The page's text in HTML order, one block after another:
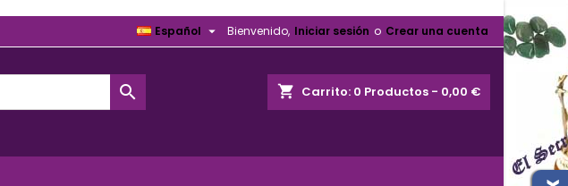
Bienvenido, Iniciar sesión o Crear una cuenta
Español 
shopping_cart Carrito: 0 Productos - 0,00 €
